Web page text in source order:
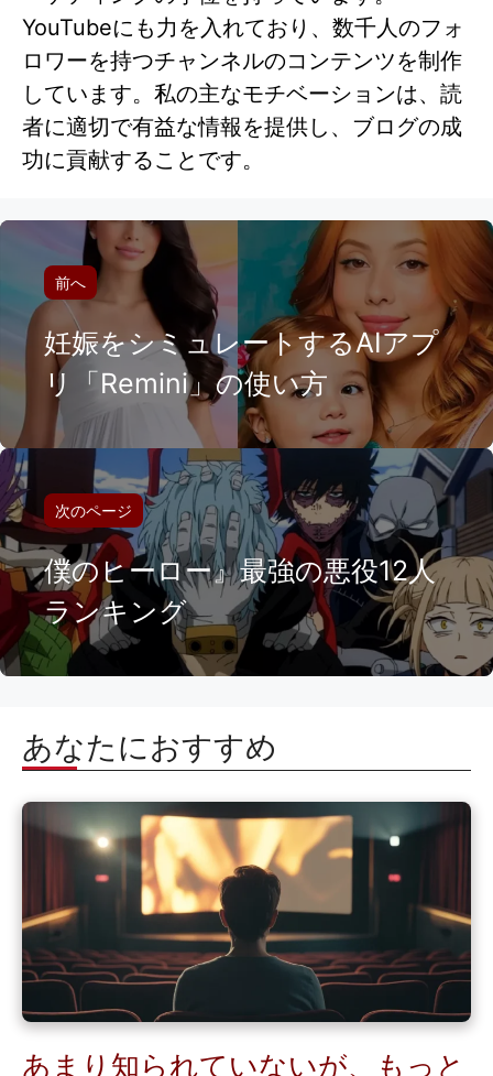
YouTubeにも力を入れており、数千人のフォ
ロワーを持つチャンネルのコンテンツを制作
しています。私の主なモチベーションは、読
者に適切で有益な情報を提供し、ブログの成
功に貢献することです。
前へ
妊娠をシミュレートするAIアプ
リ「Remini」の使い方
次のページ
僕のヒーロー』最強の悪役12人
ランキング
あなたにおすすめ
あまり知られていないが、もっと